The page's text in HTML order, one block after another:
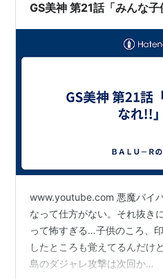
GS美神 第21話「みんな
www.youtube.com 悪魔バイ
なって仕方がない。それ抜き
って怖すぎる…子供のころ、
したところも覚えてるんだけ
島のダジャレ攻撃は次回か…